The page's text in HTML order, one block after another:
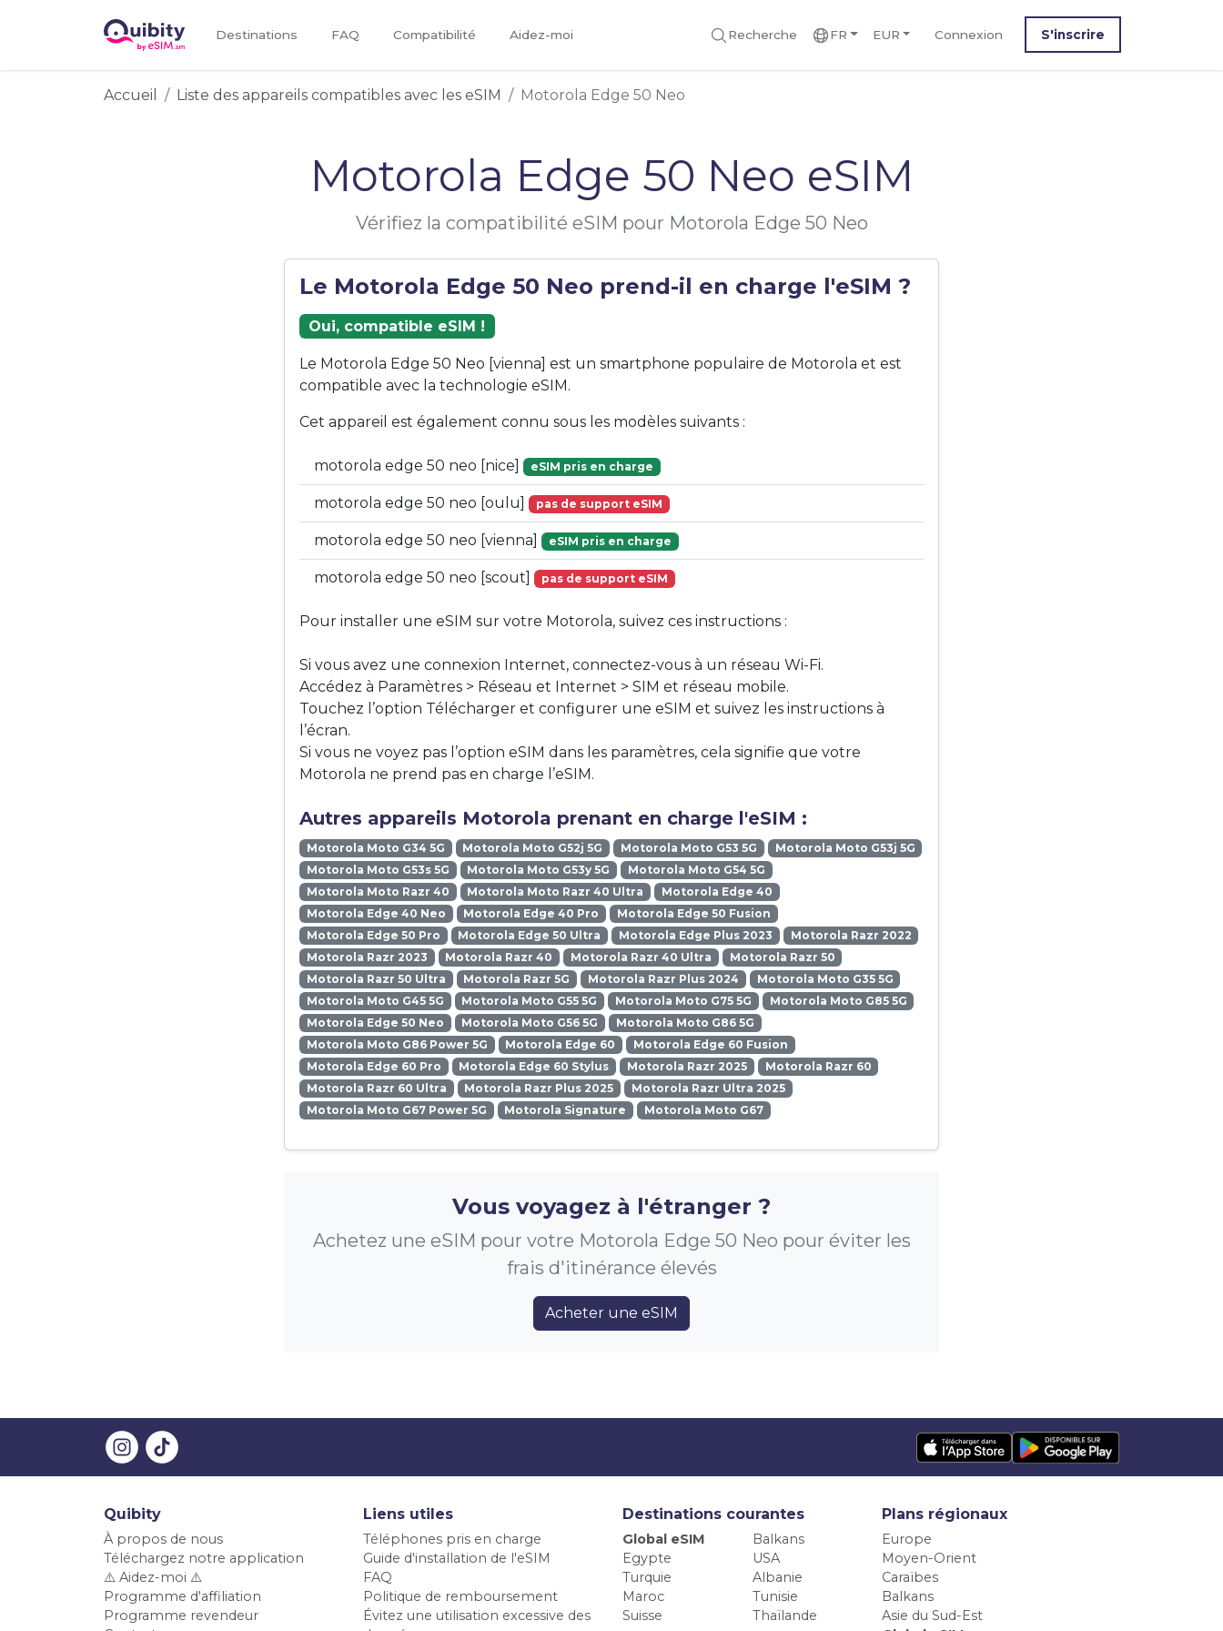
Destinations FAQ Compatibilité Aidez-moi Recherche FR EUR Connexion S'inscrire
Accueil Liste des appareils compatibles avec les eSIM Motorola Edge 50 Neo
Motorola Edge 50 Neo eSIM
Vérifiez la compatibilité eSIM pour Motorola Edge 50 Neo
Le Motorola Edge 50 Neo prend-il en charge l'eSIM ?
Oui, compatible eSIM !
Le Motorola Edge 50 Neo [vienna] est un smartphone populaire de Motorola et est
compatible avec la technologie eSIM.
Cet appareil est également connu sous les modèles suivants :
motorola edge 50 neo [nice] eSIM pris en charge
motorola edge 50 neo [oulu] pas de support eSIM
motorola edge 50 neo [vienna] eSIM pris en charge
motorola edge 50 neo [scout] pas de support eSIM
Pour installer une eSIM sur votre Motorola, suivez ces instructions :
Si vous avez une connexion Internet, connectez-vous à un réseau Wi-Fi.
Accédez à Paramètres > Réseau et Internet > SIM et réseau mobile.
Touchez l’option Télécharger et configurer une eSIM et suivez les instructions à
l’écran.
Si vous ne voyez pas l’option eSIM dans les paramètres, cela signifie que votre
Motorola ne prend pas en charge l’eSIM.
Autres appareils Motorola prenant en charge l'eSIM :
Motorola Moto G34 5G Motorola Moto G52j 5G Motorola Moto G53 5G
Motorola Moto G53j 5G
Motorola Moto G53s 5G
Motorola Moto G53y 5G
Motorola Moto G54 5G
Motorola Moto Razr 40
Motorola Moto Razr 40 Ultra
Motorola Edge 40
Motorola Edge 40 Neo
Motorola Edge 40 Pro
Motorola Edge 50 Fusion
Motorola Edge 50 Pro
Motorola Edge 50 Ultra Motorola Edge Plus 2023
Motorola Razr 2022
Motorola Razr 2023
Motorola Razr 40 Motorola Razr 40 Ultra
Motorola Razr 50
Motorola Razr 50 Ultra
Motorola Razr 5G Motorola Razr Plus 2024
Motorola Moto G35 5G
Motorola Moto G45 5G
Motorola Moto G55 5G Motorola Moto G75 5G
Motorola Moto G85 5G
Motorola Edge 50 Neo
Motorola Moto G56 5G
Motorola Moto G86 5G
Motorola Moto G86 Power 5G
Motorola Edge 60
Motorola Edge 60 Fusion
Motorola Edge 60 Pro
Motorola Edge 60 Stylus Motorola Razr 2025
Motorola Razr 60
Motorola Razr 60 Ultra
Motorola Razr Plus 2025
Motorola Razr Ultra 2025
Motorola Moto G67 Power 5G
Motorola Signature Motorola Moto G67
Vous voyagez à l'étranger ?
Achetez une eSIM pour votre Motorola Edge 50 Neo pour éviter les
frais d'itinérance élevés
Acheter une eSIM
Quibity
À propos de nous
Téléchargez notre application
⚠️ Aidez-moi ⚠️
Programme d'affiliation
Programme revendeur
Liens utiles
Téléphones pris en charge
Guide d'installation de l'eSIM
FAQ
Politique de remboursement
Évitez une utilisation excessive des
Destinations courantes
Global eSIM
Balkans
Egypte
USA
Turquie
Albanie
Maroc
Tunisie
Suisse
Thaïlande
Plans régionaux
Europe
Moyen-Orient
Caraïbes
Balkans
Asie du Sud-Est